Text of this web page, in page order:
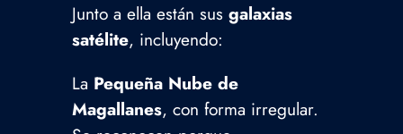
Junto a ella están sus galaxias
satélite, incluyendo:
La Pequeña Nube de
Magallanes, con forma irregular.